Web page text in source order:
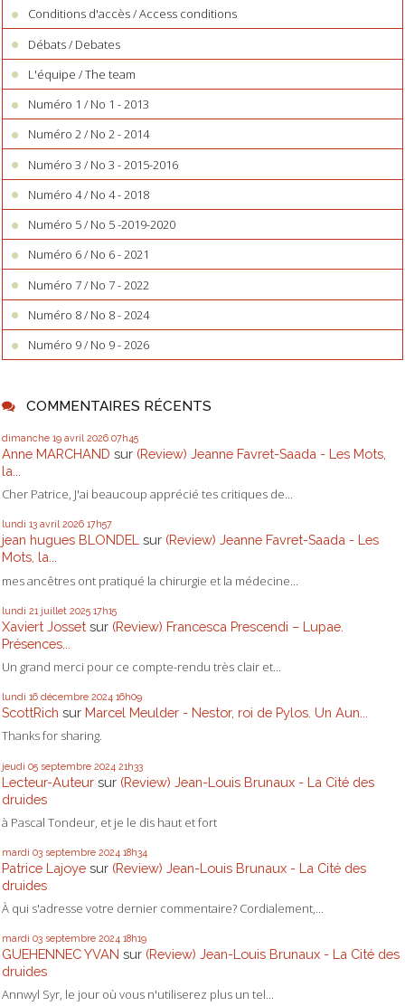
Conditions d'accès / Access conditions
Débats / Debates
L'équipe / The team
Numéro 1 / No 1 - 2013
Numéro 2 / No 2 - 2014
Numéro 3 / No 3 - 2015-2016
Numéro 4 / No 4 - 2018
Numéro 5 / No 5 -2019-2020
Numéro 6 / No 6 - 2021
Numéro 7 / No 7 - 2022
Numéro 8 / No 8 - 2024
Numéro 9 / No 9 - 2026
COMMENTAIRES RÉCENTS
dimanche 19 avril 2026 07h45
Anne MARCHAND sur (Review) Jeanne Favret-Saada - Les Mots,
la...
Cher Patrice, J'ai beaucoup apprécié tes critiques de...
lundi 13 avril 2026 17h57
jean hugues BLONDEL sur (Review) Jeanne Favret-Saada - Les
Mots, la...
mes ancêtres ont pratiqué la chirurgie et la médecine...
lundi 21 juillet 2025 17h15
Xaviert Josset sur (Review) Francesca Prescendi – Lupae.
Présences...
Un grand merci pour ce compte-rendu très clair et...
lundi 16 décembre 2024 16h09
ScottRich sur Marcel Meulder - Nestor, roi de Pylos. Un Aun...
Thanks for sharing.
jeudi 05 septembre 2024 21h33
Lecteur-Auteur sur (Review) Jean-Louis Brunaux - La Cité des
druides
à Pascal Tondeur, et je le dis haut et fort
mardi 03 septembre 2024 18h34
Patrice Lajoye sur (Review) Jean-Louis Brunaux - La Cité des
druides
À qui s'adresse votre dernier commentaire? Cordialement,...
mardi 03 septembre 2024 18h19
GUEHENNEC YVAN sur (Review) Jean-Louis Brunaux - La Cité des
druides
Annwyl Syr, le jour où vous n'utiliserez plus un tel...